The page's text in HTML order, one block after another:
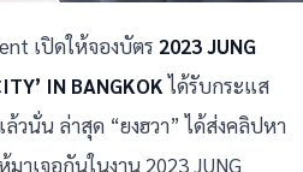
เปิดให้จองบัตร 2023 JUNG
IN BANGKOKได้รับกระแส
นั่น ล่าสุด “ยงฮวา” ได้ส่งคลิปหา
าเจอกันในงาน 2023 JUNG